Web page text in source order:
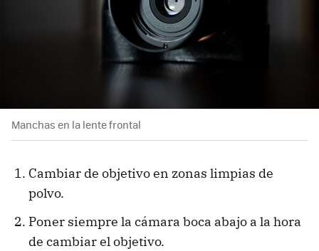
Manchas en la lente frontal
Cambiar de objetivo en zonas limpias de
polvo.
Poner siempre la cámara boca abajo a la hora
de cambiar el objetivo.